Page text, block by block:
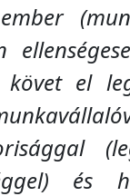
követ el
és